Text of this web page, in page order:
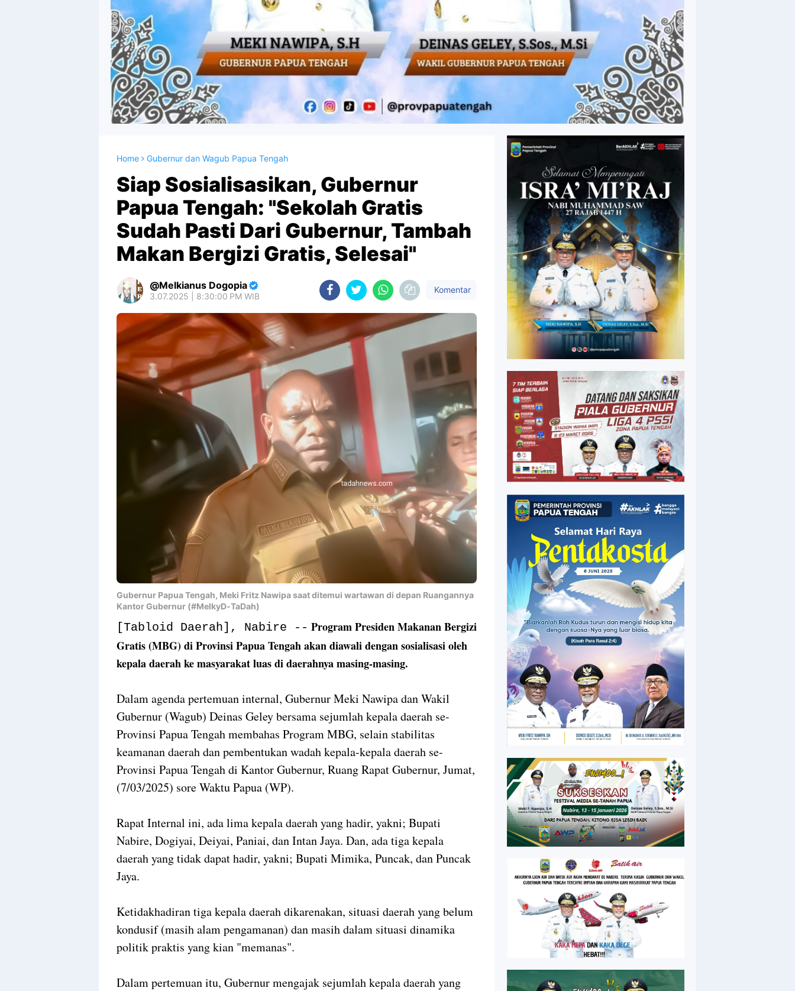
Home Gubernur dan Wagub Papua Tengah
Siap Sosialisasikan, Gubernur
Papua Tengah: "Sekolah Gratis
Sudah Pasti Dari Gubernur, Tambah
Makan Bergizi Gratis, Selesai"
Melkianus Dogopia
3.07.2025 | 8:30:00 PM WIB
Komentar
Gubernur Papua Tengah, Meki Fritz Nawipa saat ditemui wartawan di depan Ruangannya
Kantor Gubernur (#MelkyD-TaDah)
[Tabloid Daerah], Nabire -- Program Presiden Makanan Bergizi
Gratis (MBG) di Provinsi Papua Tengah akan diawali dengan sosialisasi oleh
kepala daerah ke masyarakat luas di daerahnya masing-masing.
Dalam agenda pertemuan internal, Gubernur Meki Nawipa dan Wakil
Gubernur (Wagub) Deinas Geley bersama sejumlah kepala daerah se-
Provinsi Papua Tengah membahas Program MBG, selain stabilitas
keamanan daerah dan pembentukan wadah kepala-kepala daerah se-
Provinsi Papua Tengah di Kantor Gubernur, Ruang Rapat Gubernur, Jumat,
(7/03/2025) sore Waktu Papua (WP).
Rapat Internal ini, ada lima kepala daerah yang hadir, yakni; Bupati
Nabire, Dogiyai, Deiyai, Paniai, dan Intan Jaya. Dan, ada tiga kepala
daerah yang tidak dapat hadir, yakni; Bupati Mimika, Puncak, dan Puncak
Jaya.
Ketidakhadiran tiga kepala daerah dikarenakan, situasi daerah yang belum
kondusif (masih alam pengamanan) dan masih dalam situasi dinamika
politik praktis yang kian "memanas".
Dalam pertemuan itu, Gubernur mengajak sejumlah kepala daerah yang